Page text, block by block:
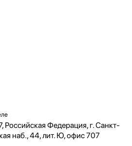
Федерация, г. Санкт-
наб., 44, лит. Ю, офис 707